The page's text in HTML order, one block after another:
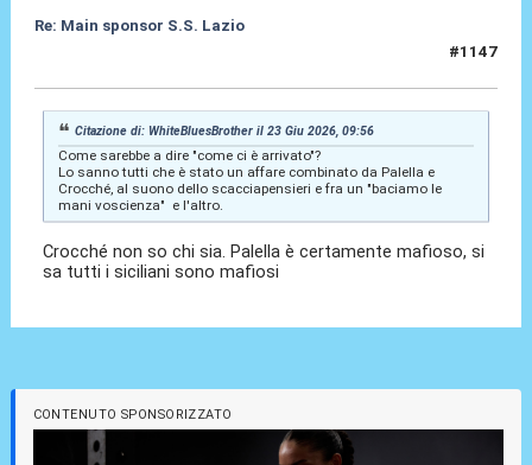
Re: Main sponsor S.S. Lazio
#1147
Citazione di: WhiteBluesBrother il 23 Giu 2026, 09:56
Come sarebbe a dire "come ci è arrivato"?
Lo sanno tutti che è stato un affare combinato da Palella e
Crocché, al suono dello scacciapensieri e fra un "baciamo le
mani voscienza" e l'altro.
Crocché non so chi sia. Palella è certamente mafioso, si
sa tutti i siciliani sono mafiosi
CONTENUTO SPONSORIZZATO